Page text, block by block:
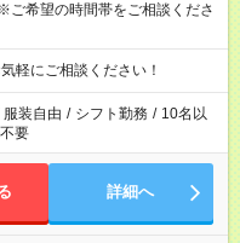
希望の時間帯をご相談くださ
にご相談ください！
服装自由 / シフト勤務 / 10名以
要
詳細へ